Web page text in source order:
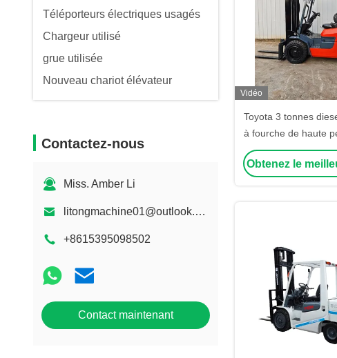
Téléporteurs électriques usagés
Chargeur utilisé
grue utilisée
Nouveau chariot élévateur
Contactez-nous
Miss. Amber Li
litongmachine01@outlook.com
+8615395098502
Contact maintenant
Vidéo
Toyota 3 tonnes
à fourche de haute
Japon FD30
pour le chariot
Obtenez le